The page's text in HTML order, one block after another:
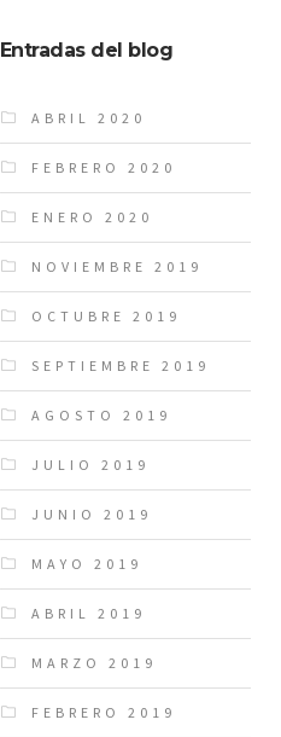
Entradas del blog
ABRIL 2020
FEBRERO 2020
ENERO 2020
NOVIEMBRE 2019
OCTUBRE 2019
SEPTIEMBRE 2019
AGOSTO 2019
JULIO 2019
JUNIO 2019
MAYO 2019
ABRIL 2019
MARZO 2019
FEBRERO 2019